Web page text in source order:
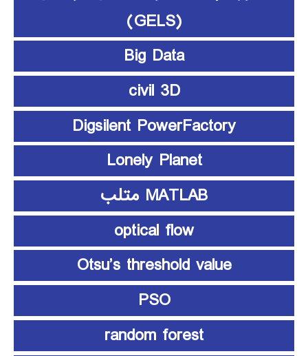
(GELS)
Big Data
civil 3D
Digsilent PowerFactory
Lonely Planet
MATLAB متلب
optical flow
Otsu’s threshold value
PSO
random forest